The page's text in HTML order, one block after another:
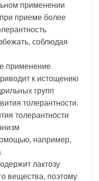
применении
приеме более
соблюдая
применение
к истощению
групп
толерантности.
толерантности
например,
лактозу
вещества, поэтому